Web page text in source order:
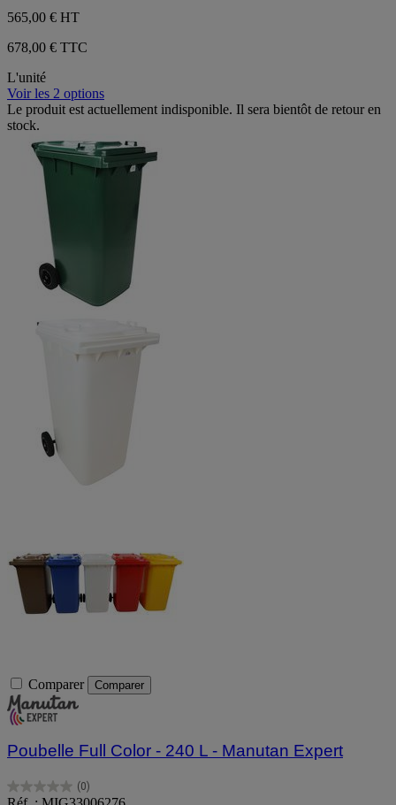
565,00 € HT
678,00 € TTC
L'unité
Voir les 2 options
Le produit est actuellement indisponible. Il sera bientôt de retour en
stock.
Comparer Comparer
Poubelle Full Color - 240 L - Manutan Expert
(0)
0.0